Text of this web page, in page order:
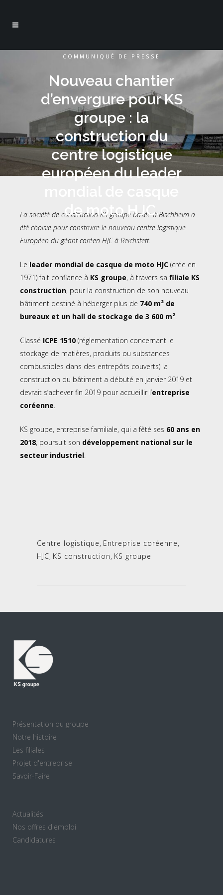
COMMUNIQUÉ DE PRESSE
Nouveau chantier
d’envergure pour KS
groupe : la
construction du
centre logistique
européen du leader
de moto HJC.
La société de construction KS groupe basée à Bischheim a
été choisie pour construire le nouveau centre logistique
Européen du géant coréen HJC à Reichstett.
Le leader mondial de casque de moto HJC (crée en
1971) fait confiance à KS groupe, à travers sa filiale KS
construction, pour la construction de son nouveau
bâtiment destiné à héberger plus de 740 m² de
bureaux et un hall de stockage de 3 600 m².
Classé ICPE 1510 (réglementation concernant le
stockage de matières, produits ou substances
combustibles dans des entrepôts couverts) la
construction du bâtiment a débuté en janvier 2019 et
devrait s’achever fin 2019 pour accueillir l’entreprise
coréenne.
KS groupe, entreprise familiale, qui a fêté ses 60 ans en
2018, poursuit son développement national sur le
secteur industriel.
Centre logistique, Entreprise coréenne,
HJC, KS construction, KS groupe
Présentation du groupe
Notre histoire
Les filiales
Projet d'entreprise
Savoir-Faire
Actualités
Nos offres d'emploi
Candidatures